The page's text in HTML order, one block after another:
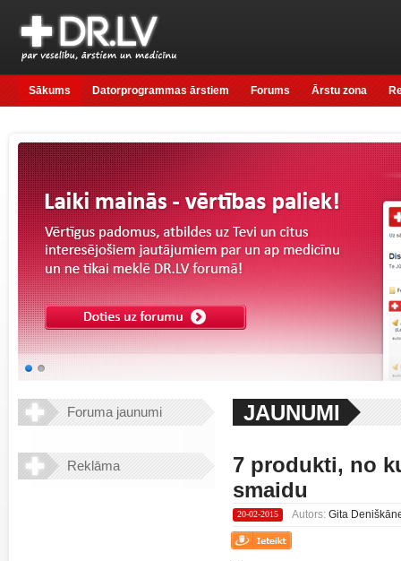
Sākums Datorprogrammas ārstiem Forums Ārstu zona
Foruma jaunumi
Reklāma
JAUNUMI
7 produkti, no
smaidu
20-02-2015 Autors: Gita